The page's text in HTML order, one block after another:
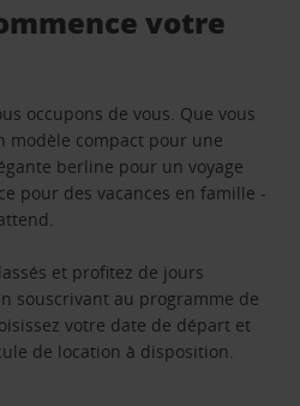
votre
occupons de vous. Que vous
modèle compact pour une
berline pour un voyage
pour des vacances en famille -
et profitez de jours
souscrivant au programme de
votre date de départ et
de location à disposition.